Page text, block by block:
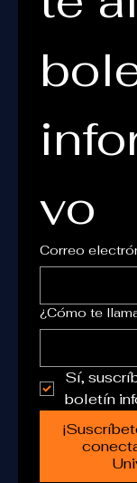
vo
Correo
¿Cómo te
Sí,
boletín